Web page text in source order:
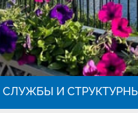
СЛУЖБЫ И